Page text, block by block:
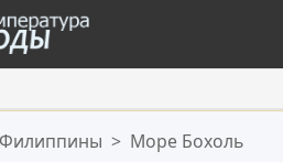
Филиппины > Море Бохоль